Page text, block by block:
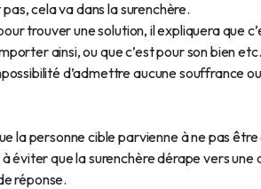
cela va dans la surenchère.
trouver une solution, il expliquera que
ainsi, ou que c’est pour son bien
d’admettre aucune souffrance
la personne cible parvienne à ne pas
éviter que la surenchère dérape vers
réponse.